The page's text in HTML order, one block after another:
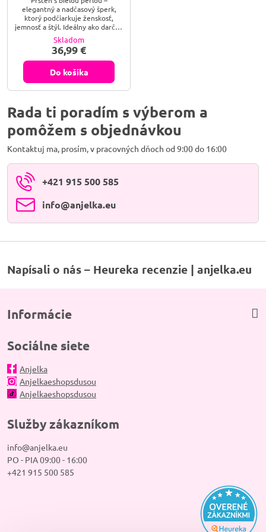
ťažkostiach sa vždy obráť na lekára.
elegantný a nadčasový šperk,
ktorý podčiarkuje ženskosť,
jemnosť a štýl. Ideálny ako darček
alebo ako každodenný doplnok
plný noblesy. Klasická elegancia v
najčistejšej podobe. Prsteň s
bielou perlou je stelesnením
jemnosti, ženskosti a
nadčasového pôvabu – šperk,
ktorý nikdy nevyjde z módy.
Skladom
36,99 €
Do košíka
Rada ti poradím s výberom a
pomôžem s objednávkou
Kontaktuj ma, prosím, v pracovných dňoch od 9:00 do 16:00
+421 915 500 585
info​@anjelka​.eu
Napísali o nás – Heureka recenzie | anjelka.eu
Informácie
Sociálne siete
Anjelka
Anjelkaeshopsdusou
Anjelkaeshopsdusou
Služby zákazníkom
info@anjelka.eu
PO - PIA 09:00 - 16:00
+421 915 500 585